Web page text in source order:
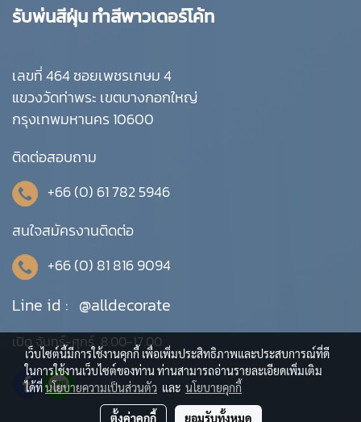
รับพ่นสีฝุ่น ทำสีพาวเดอร์โค้ท
เลขที่ 464 ซอยเพชรเกษม 4
แขวงวัดท่าพระ เขตบางกอกใหญ่
กรุงเทพมหานคร 10600
ติดต่อสอบถาม
+66 (0) 61 782 5946
สนใจสมัครงานติดต่อ
+66 (0) 81 816 9094
Line id : @alldecorate
เปิด จันทร์-ศุกร์ 8.00-17.00
เว็บไซต์นี้มีการใช้งานคุกกี้ เพื่อเพิ่มประสิทธิภาพและประสบการณ์ที่ดี
ในการใช้งานเว็บไซต์ของท่าน ท่านสามารถอ่านรายละเอียดเพิ่มเติม
ได้ที่นโยบายความเป็นส่วนตัว และ นโยบายคุกกี้
ตั้งค่าคุกกี้ ยอมรับทั้งหมด